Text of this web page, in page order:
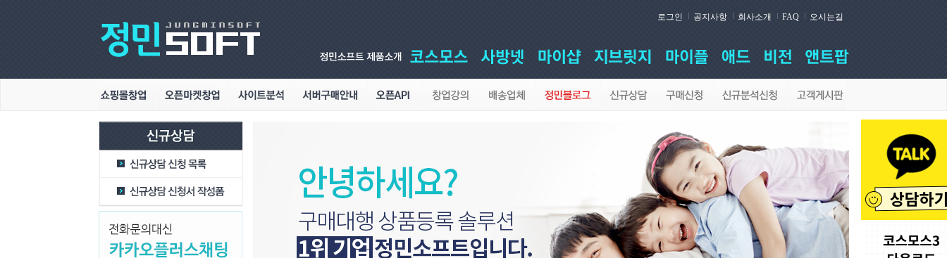
로그인 공지사항 회사소개 FAQ 오시는길